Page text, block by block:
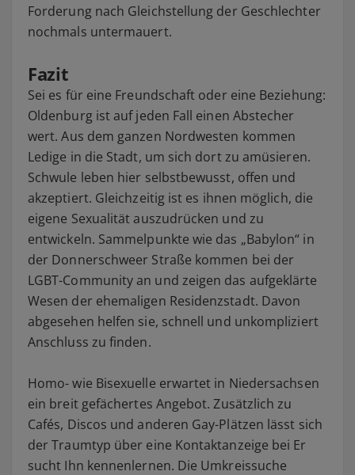
Forderung nach Gleichstellung der Geschlechter
nochmals untermauert.
Fazit
Sei es für eine Freundschaft oder eine Beziehung:
Oldenburg ist auf jeden Fall einen Abstecher
wert. Aus dem ganzen Nordwesten kommen
Ledige in die Stadt, um sich dort zu amüsieren.
Schwule leben hier selbstbewusst, offen und
akzeptiert. Gleichzeitig ist es ihnen möglich, die
eigene Sexualität auszudrücken und zu
entwickeln. Sammelpunkte wie das „Babylon“ in
der Donnerschweer Straße kommen bei der
LGBT-Community an und zeigen das aufgeklärte
Wesen der ehemaligen Residenzstadt. Davon
abgesehen helfen sie, schnell und unkompliziert
Anschluss zu finden.
Homo- wie Bisexuelle erwartet in Niedersachsen
ein breit gefächertes Angebot. Zusätzlich zu
Cafés, Discos und anderen Gay-Plätzen lässt sich
der Traumtyp über eine Kontaktanzeige bei Er
sucht Ihn kennenlernen. Die Umkreissuche